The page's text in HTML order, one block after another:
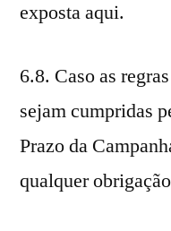
exposta aqui.
6.8. Caso as
sejam cumpridas
Prazo da
qualquer